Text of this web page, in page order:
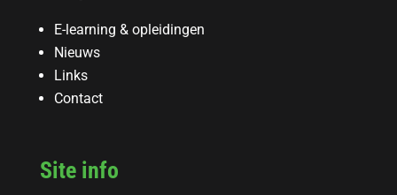
E-learning & opleidingen
Nieuws
Links
Contact
Site info